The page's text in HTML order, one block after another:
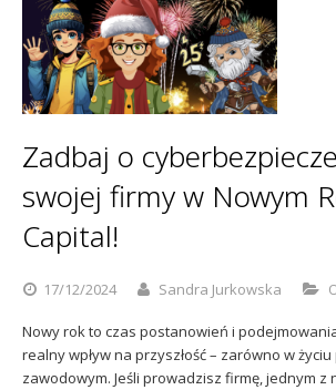
Serwery pocztowe
Sophos
Kontakt
Polityka prywatności
Zadbaj o
swojej firmy w Nowym
Capital!
17/12/2024 Sandra Jurkowska
Nowy rok to czas postanowień i
realny wpływ na przyszłość – zarówno w
zawodowym. Jeśli prowadzisz firmę, jednym z